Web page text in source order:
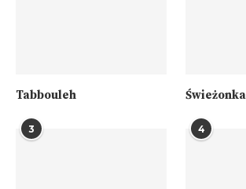
Tabbouleh Świeżonka
3 4